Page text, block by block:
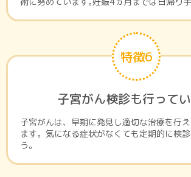
特徴6
子宮がん検診も行って
子宮がんは、早期に発見し適切な治療を行
ます。気になる症状がなくても定期的に検
う。